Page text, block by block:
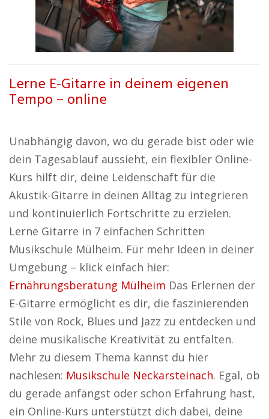
Lerne E-Gitarre in deinem eigenen
Tempo – online
Unabhängig davon, wo du gerade bist oder wie
dein Tagesablauf aussieht, ein flexibler Online-
Kurs hilft dir, deine Leidenschaft für die
Akustik-Gitarre in deinen Alltag zu integrieren
und kontinuierlich Fortschritte zu erzielen.
Lerne Gitarre in 7 einfachen Schritten
Musikschule Mülheim. Für mehr Ideen in deiner
Umgebung – klick einfach hier:
Ernährungsberatung Mülheim Das Erlernen der
E-Gitarre ermöglicht es dir, die faszinierenden
Stile von Rock, Blues und Jazz zu entdecken und
deine musikalische Kreativität zu entfalten.
Mehr zu diesem Thema kannst du hier
nachlesen: Musikschule Neckarsteinach. Egal, ob
du gerade anfängst oder schon Erfahrung hast,
ein Online-Kurs unterstützt dich dabei, deine